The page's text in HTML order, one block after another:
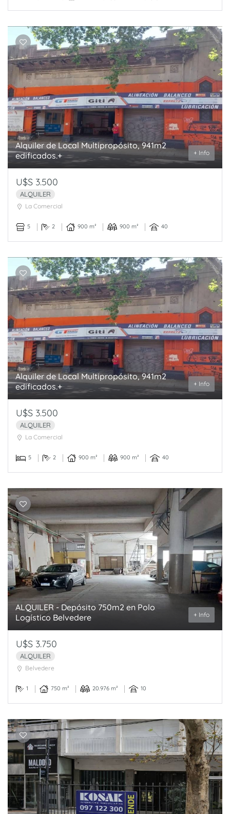
Alquiler de Local Multipropósito, 941m2
edificados.+
+ Info
U$S 3.500
ALQUILER
La Comercial
5 2 900 m² 900 m² 40
Alquiler de Local Multipropósito, 941m2
edificados.+
+ Info
U$S 3.500
ALQUILER
La Comercial
5 2 900 m² 900 m² 40
ALQUILER - Depósito 750m2 en Polo
Logístico Belvedere
+ Info
U$S 3.750
ALQUILER
Belvedere
1 750 m² 20.976 m² 10